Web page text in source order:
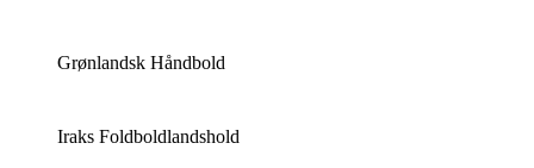
Grønlandsk Håndbold
Iraks Foldboldlandshold